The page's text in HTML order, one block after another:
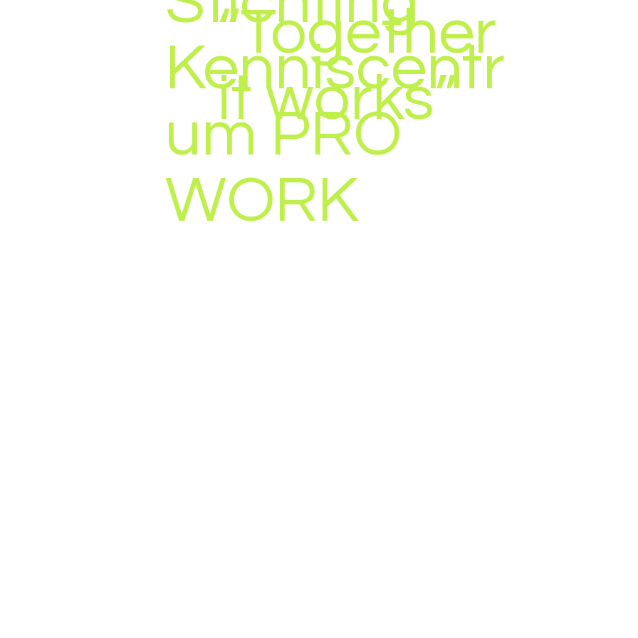
Kenniscentr
um PRO
WORK
“Together
it works”